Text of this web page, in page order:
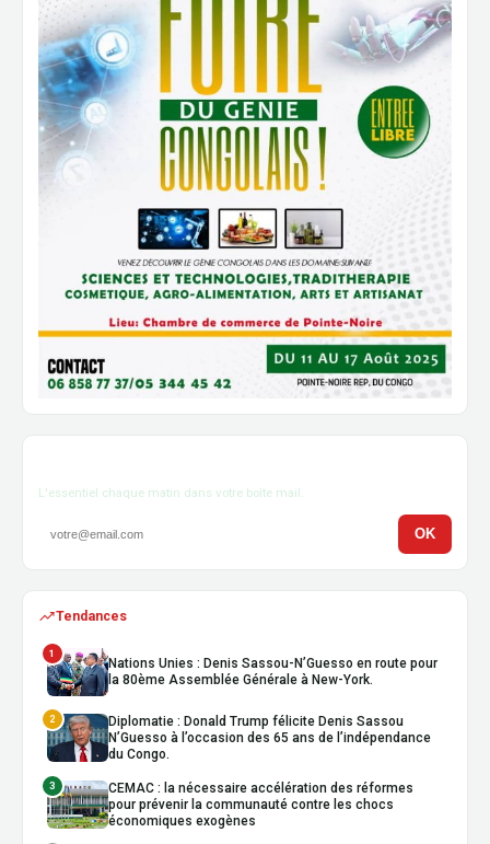
L'essentiel chaque matin dans votre boîte mail.
OK
Tendances
1
Nations Unies : Denis Sassou-N’Guesso en route pour
la 80ème Assemblée Générale à New-York.
2
Diplomatie : Donald Trump félicite Denis Sassou
N’Guesso à l’occasion des 65 ans de l’indépendance
du Congo.
3
CEMAC : la nécessaire accélération des réformes
pour prévenir la communauté contre les chocs
économiques exogènes